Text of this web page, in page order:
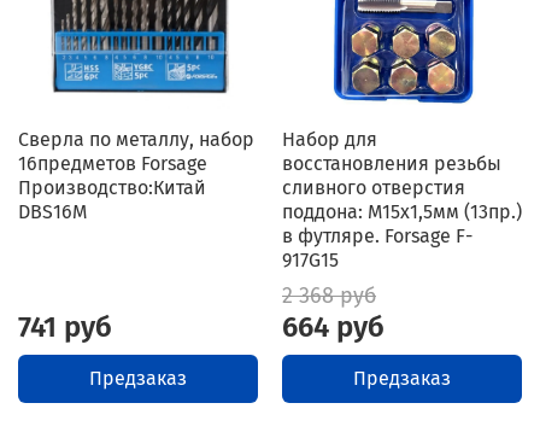
Сверла по металлу, набор
16предметов Forsage
Производство:Китай
DBS16M
741 руб
Предзаказ
Набор для
восстановления резьбы
сливного отверстия
поддона: M15х1,5мм (13пр.)
в футляре. Forsage F-
917G15
2 368 руб
664 руб
Предзаказ